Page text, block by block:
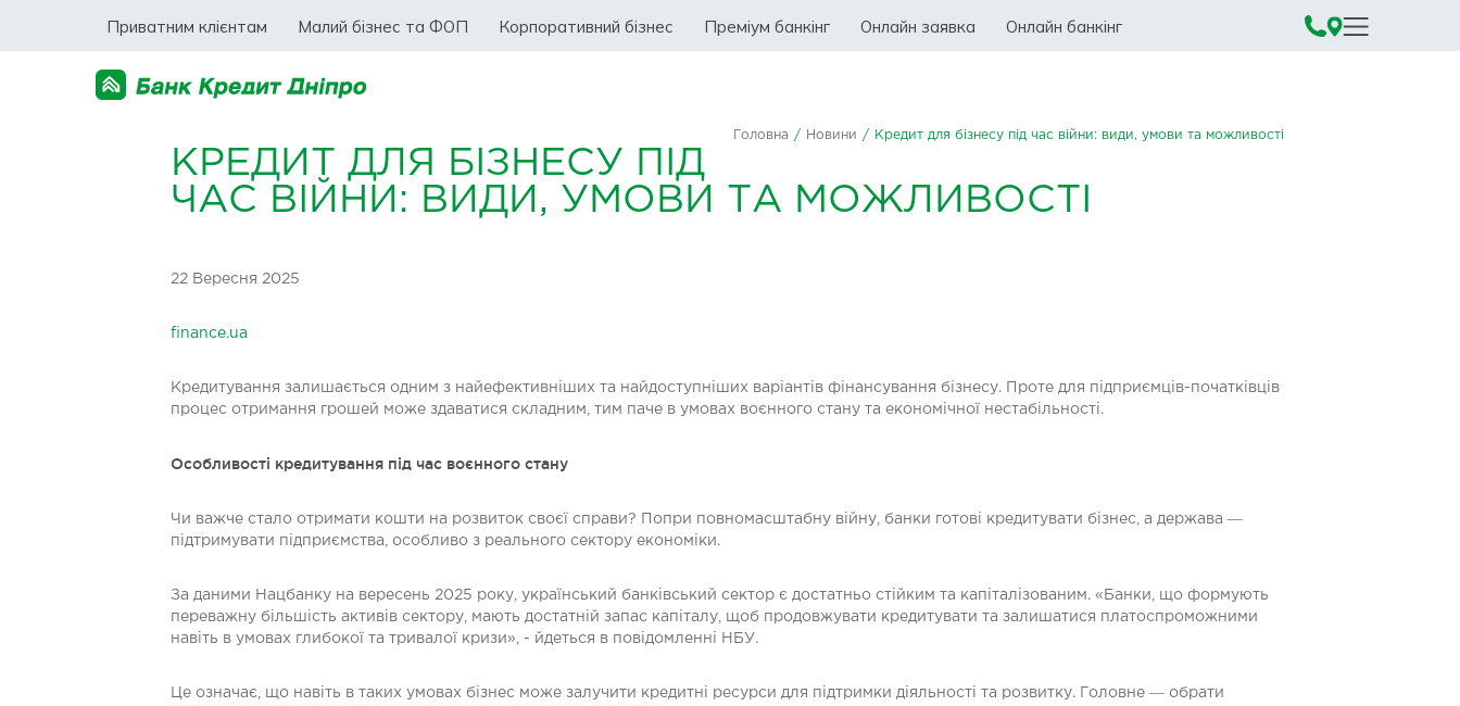
Приватним клієнтам Малий бізнес та ФОП Корпоративний бізнес Преміум банкінг Онлайн заявка Онлайн банкінг
Головна / Новини / Кредит для бізнесу під час війни: види, умови та можливості
КРЕДИТ ДЛЯ БІЗНЕСУ ПІД
ЧАС ВІЙНИ: ВИДИ, УМОВИ ТА МОЖЛИВОСТІ
22 Вересня 2025
finance.ua
Кредитування залишається одним з найефективніших та найдоступніших варіантів фінансування бізнесу. Проте для підприємців-початківців
процес отримання грошей може здаватися складним, тим паче в умовах воєнного стану та економічної нестабільності.
Особливості кредитування під час воєнного стану
Чи важче стало отримати кошти на розвиток своєї справи? Попри повномасштабну війну, банки готові кредитувати бізнес, а держава ―
підтримувати підприємства, особливо з реального сектору економіки.
За даними Нацбанку на вересень 2025 року, український банківський сектор є достатньо стійким та капіталізованим. «Банки, що формують
переважну більшість активів сектору, мають достатній запас капіталу, щоб продовжувати кредитувати та залишатися платоспроможними
навіть в умовах глибокої та тривалої кризи», - йдеться в повідомленні НБУ.
Це означає, що навіть в таких умовах бізнес може залучити кредитні ресурси для підтримки діяльності та розвитку. Головне ― обрати